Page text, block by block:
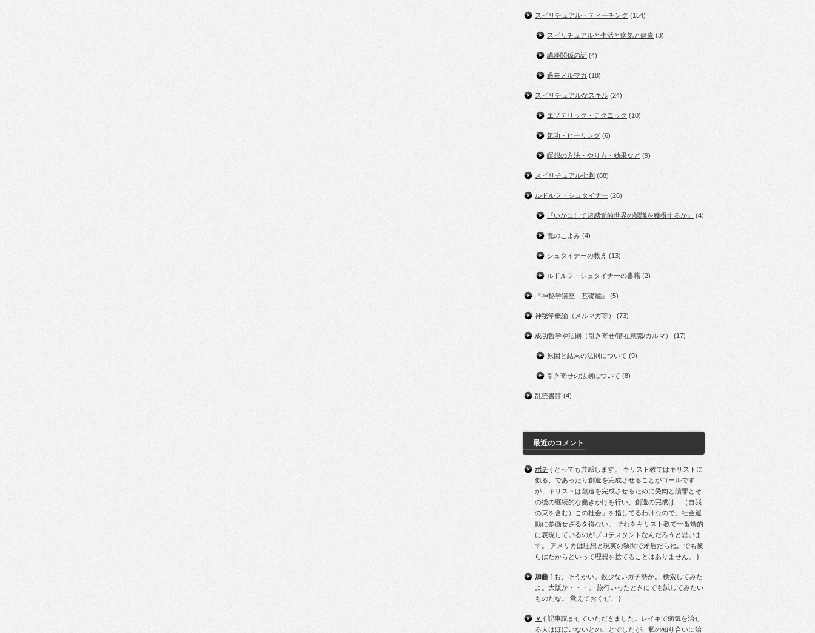
スピリチュアル・ティーチング (154)
スピリチュアルと生活と病気と健康 (3)
講座関係の話 (4)
過去メルマガ (18)
スピリチュアルなスキル (24)
エソテリック・テクニック (10)
気功・ヒーリング (6)
瞑想の方法・やり方・効果など (9)
スピリチュアル批判 (88)
ルドルフ・シュタイナー (26)
『いかにして超感覚的世界の認識を獲得するか』 (4)
魂のこよみ (4)
シュタイナーの教え (13)
ルドルフ・シュタイナーの書籍 (2)
『神秘学講座 基礎編』 (5)
神秘学概論（メルマガ等） (73)
成功哲学や法則（引き寄せ/潜在意識/カルマ） (17)
原因と結果の法則について (9)
引き寄せの法則について (8)
乱読書評 (4)
最近のコメント
ポチ { とっても共感します。 キリスト教ではキリストに
似る、であったり創造を完成させることがゴールです
が、キリストは創造を完成させるために受肉と贖罪とそ
の後の継続的な働きかけを行い、創造の完成は「（自我
の束を含む）この社会」を指してるわけなので、社会運
動に参画せざるを得ない。 それをキリスト教で一番端的
に表現しているのがプロテスタントなんだろうと思いま
す。 アメリカは理想と現実の狭間で矛盾だらね。でも彼
らはだからといって理想を捨てることはありません。 }
加藤 { お、そうかい。数少ないガチ勢か。 検索してみた
よ。大阪か・・・。 旅行いったときにでも試してみたい
ものだな。 覚えておくぜ。 }
ｙ { 記事読ませていただきました。レイキで病気を治せ
る人はほぼいないとのことでしたが、私の知り合いに治